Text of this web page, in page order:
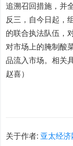
追溯召回措施，并
反三，自今日起，
的联合执法队伍，
对市场上的腌制酸
品流入市场。相关
赵喜）
关于作者: 亚太经济